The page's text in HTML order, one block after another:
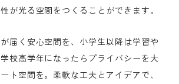
が光る空間をつくることができます。
届く安心空間を、小学生以降は学習や
校高学年になったらプライバシーを大
ト空間を。柔軟な工夫とアイデアで、